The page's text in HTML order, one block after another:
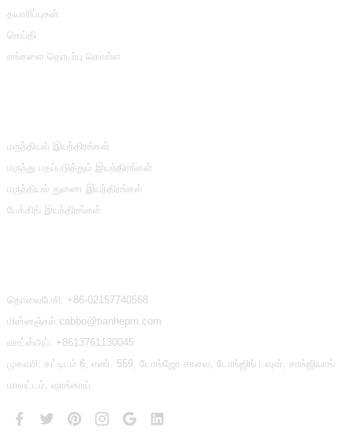
தயாரிப்புகள்
செய்தி
எங்களை தொடர்பு கொள்ள
மருந்தியல் இயந்திரங்கள்
மருந்து பதப்படுத்தும் இயந்திரங்கள்
மருந்தியல் துணை இயந்திரங்கள்
பேக்கிங் இயந்திரங்கள்
தொலைபேசி: +86-02157740568
மின்னஞ்சல்:cabbo@tianhepm.com
வாட்ஸ்அப்: +8613761130045
முகவரி: கட்டிடம் 6, எண். 559, டோங்ஜோ சாலை, டோங்ஜிங் டவுன், சாங்ஜியாங்
மாவட்டம், ஷாங்காய்